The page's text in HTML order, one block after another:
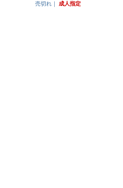
売切れ｜
成人指定